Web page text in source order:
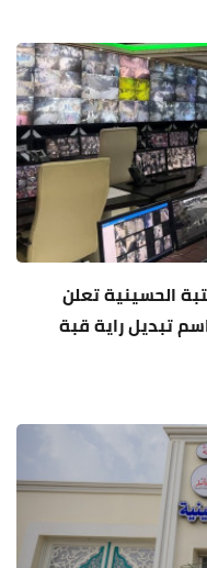
الحسينية تعلن
تبديل راية قبة